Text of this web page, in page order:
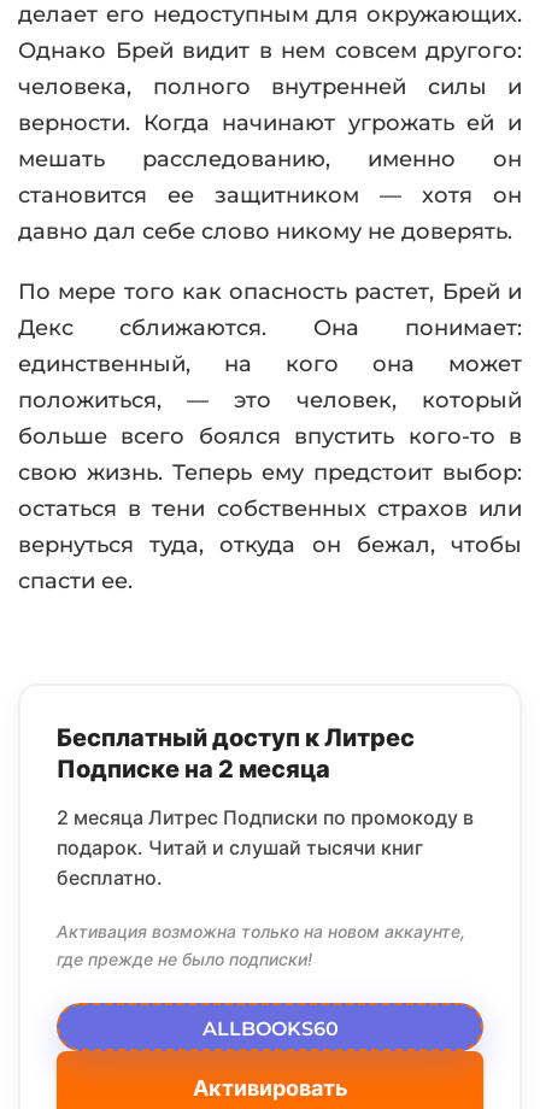
делает его недоступным для окружающих.
Однако Брей видит в нем совсем другого:
человека, полного внутренней силы и
верности. Когда начинают угрожать ей и
мешать расследованию, именно он
становится ее защитником — хотя он
давно дал себе слово никому не доверять.
По мере того как опасность растет, Брей и
Декс сближаются. Она понимает:
единственный, на кого она может
положиться, — это человек, который
больше всего боялся впустить кого-то в
свою жизнь. Теперь ему предстоит выбор:
остаться в тени собственных страхов или
вернуться туда, откуда он бежал, чтобы
спасти ее.
Бесплатный доступ к Литрес
Подписке на 2 месяца
2 месяца Литрес Подписки по промокоду в
подарок. Читай и слушай тысячи книг
бесплатно.
Активация возможна только на новом аккаунте,
где прежде не было подписки!
ALLBOOKS60
Активировать